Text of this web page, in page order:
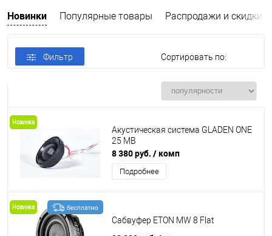
Новинки Популярные товары Распродажи и скидки
Фильтр Сортировать по:
Новинка
Акустическая система GLADEN ONE
25 MB
8 380 руб. / комп
Подробнее
Новинка
Сабвуфер ETON MW 8 Flat